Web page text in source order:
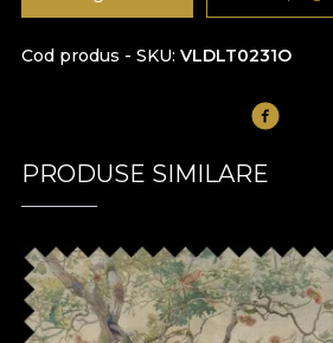
Cod produs - SKU VLDLT0231O
PRODUSE SIMILARE